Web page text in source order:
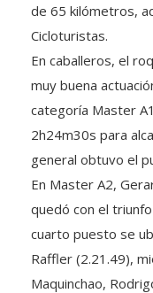
de 65 kilómetros,
Cicloturistas.
En caballeros, el
muy buena
categoría Master
2h24m30s para
general obtuvo el
En Master A2,
quedó con el
cuarto puesto se
Raffler (2.21.49),
Maquinchao,